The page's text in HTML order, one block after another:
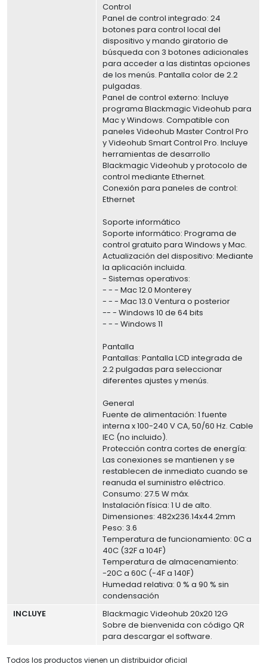
Control
Panel de control integrado: 24
botones para control local del
dispositivo y mando giratorio de
búsqueda con 3 botones adicionales
para acceder a las distintas opciones
de los menús. Pantalla color de 2.2
pulgadas.
Panel de control externo: Incluye
programa Blackmagic Videohub para
Mac y Windows. Compatible con
paneles Videohub Master Control Pro
y Videohub Smart Control Pro. Incluye
herramientas de desarrollo
Blackmagic Videohub y protocolo de
control mediante Ethernet.
Conexión para paneles de control:
Ethernet
Soporte informático
Soporte informático: Programa de
control gratuito para Windows y Mac.
Actualización del dispositivo: Mediante
la aplicación incluida.
- Sistemas operativos:
- - - Mac 12.0 Monterey
- - - Mac 13.0 Ventura o posterior
-- - Windows 10 de 64 bits
- - - Windows 11
Pantalla
Pantallas: Pantalla LCD integrada de
2.2 pulgadas para seleccionar
diferentes ajustes y menús.
General
Fuente de alimentación: 1 fuente
interna x 100-240 V CA, 50/60 Hz. Cable
IEC (no incluido).
Protección contra cortes de energía:
Las conexiones se mantienen y se
restablecen de inmediato cuando se
reanuda el suministro eléctrico.
Consumo: 27.5 W máx.
Instalación física: 1 U de alto.
Dimensiones: 482x236.14x44.2mm
Peso: 3.6
Temperatura de funcionamiento: 0C a
40C (32F a 104F)
Temperatura de almacenamiento:
-20C a 60C (-4F a 140F)
Humedad relativa: 0 % a 90 % sin
condensación
INCLUYE
Blackmagic Videohub 20x20 12G
Sobre de bienvenida con código QR
para descargar el software.
Todos los productos vienen un distribuidor oficial